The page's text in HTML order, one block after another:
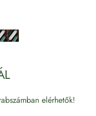
elérhetők!